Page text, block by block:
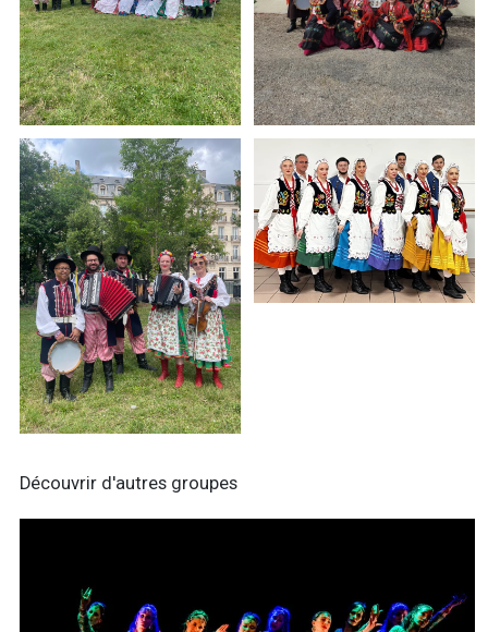
Découvrir d'autres groupes